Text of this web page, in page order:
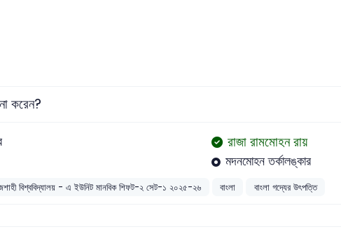
করেন?
রাজা রামমোহন রায়
মদনমোহন তর্কালঙ্কার
বিশ্ববিদ্যালয় - এ ইউনিট মানবিক শিফট-২ সেট-১ ২০২৫-২৬ বাংলা বাংলা গদ্যের উৎপত্তি